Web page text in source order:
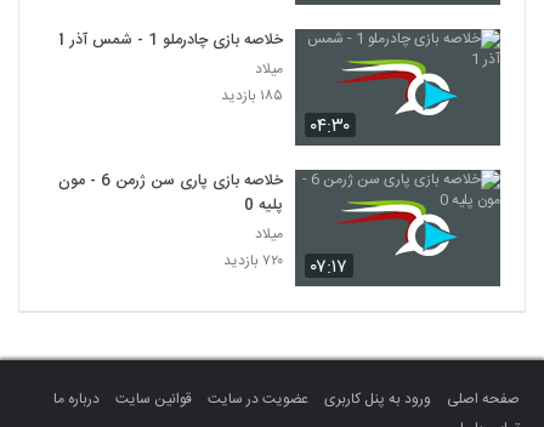
۰۴:۳۰
خلاصه بازی چادرملو 1 - شمس آذر 1
میلاد
۱۸۵ بازدید
۰۷:۱۷
خلاصه بازی پاری سن ژرمن 6 - مون
پلیه 0
میلاد
۷۲۰ بازدید
صفحه اصلی ورود به پنل کاربری عضویت در سایت قوانین سایت
درباره ما